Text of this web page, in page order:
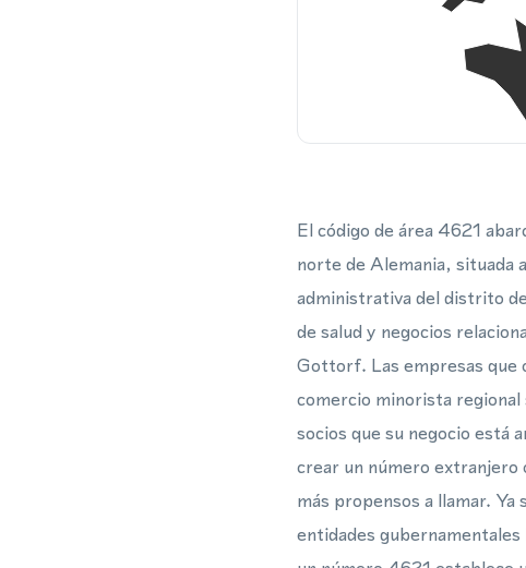
El código de área 4621
norte de Alemania, situada
administrativa del distrito
de salud y negocios
Gottorf. Las empresas que
comercio minorista
socios que su negocio está
crear un número extranjero
más propensos a llamar.
entidades